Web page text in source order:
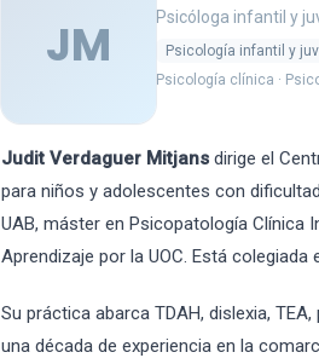
JM Psicóloga infantil y
Psicología infantil y
Psicología clínica ·
Judit Verdaguer Mitjans dirige el
para niños y adolescentes con
UAB, máster en Psicopatología Clínica
Aprendizaje por la UOC. Está colegiada
Su práctica abarca TDAH, dislexia,
una década de experiencia en la